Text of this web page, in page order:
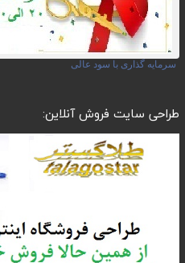
سرمایه گذاری با سود عالی
طراحی سایت فروش آنلاین: